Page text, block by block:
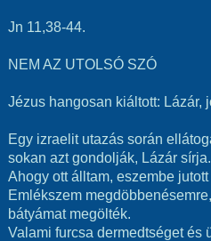
Jn 11,38-44.
NEM AZ UTOLSÓ SZÓ
Jézus hangosan kiáltott: Lázár,
Egy izraelit utazás során
sokan azt gondolják, Lázár
Ahogy ott álltam, eszembe
Emlékszem
bátyámat megölték.
Valami furcsa dermedtséget és